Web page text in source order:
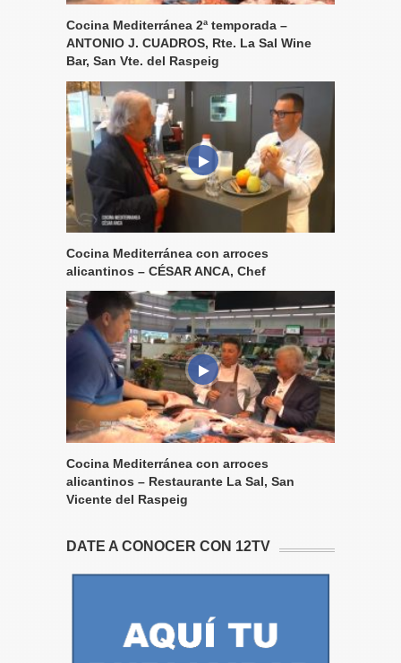
Cocina Mediterránea 2ª temporada –
ANTONIO J. CUADROS, Rte. La Sal Wine
Bar, San Vte. del Raspeig
Cocina Mediterránea con arroces
alicantinos – CÉSAR ANCA, Chef
Cocina Mediterránea con arroces
alicantinos – Restaurante La Sal, San
Vicente del Raspeig
DATE A CONOCER CON 12TV